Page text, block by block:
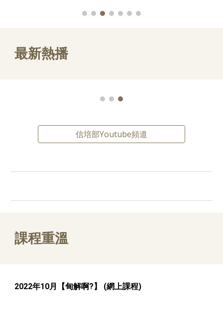
最新熱播
信培部Youtube頻道
課程重溫
2022年10月【甸解啊?】 (網上課程)